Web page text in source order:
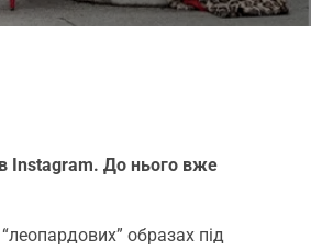
в Instagram. До нього вже
образах під